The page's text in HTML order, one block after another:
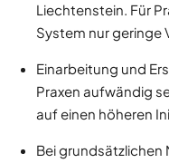
Liechtenstein. Für
System nur geringe
Einarbeitung und
Praxen aufwändig
auf einen höheren
Bei grundsätzlichen